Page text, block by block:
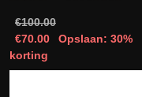
€100.00
€70.00
Opslaan: 30%
korting